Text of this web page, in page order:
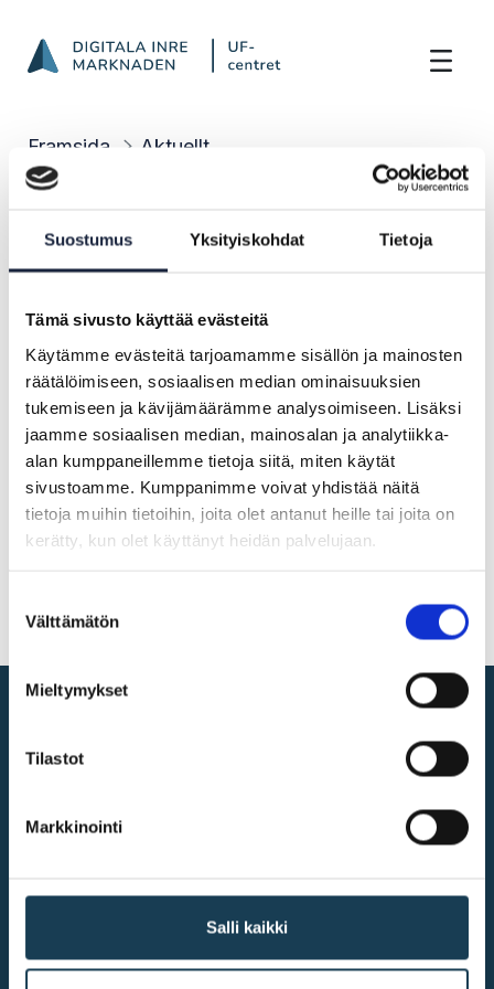
Suostumus Yksityiskohdat Tietoja
Tämä sivusto käyttää evästeitä
Käytämme evästeitä tarjoamamme sisällön ja mainosten
räätälöimiseen, sosiaalisen median ominaisuuksien
tukemiseen ja kävijämäärämme analysoimiseen. Lisäksi
jaamme sosiaalisen median, mainosalan ja analytiikka-
alan kumppaneillemme tietoja siitä, miten käytät
sivustoamme. Kumppanimme voivat yhdistää näitä
tietoja muihin tietoihin, joita olet antanut heille tai joita on
kerätty, kun olet käyttänyt heidän palvelujaan.
valinta
Välttämätön
Mieltymykset
Tilastot
Markkinointi
Salli kaikki
Framsida
Aktuellt
Nyhetsbrev från juli till december 2025
Nyhetsbrev från juli till december
2025
Nyhetsbrev bara på finska
Mer infomation
Tillgänglighet